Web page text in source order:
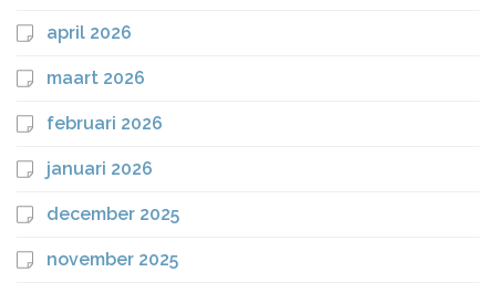
april 2026
maart 2026
februari 2026
januari 2026
december 2025
november 2025